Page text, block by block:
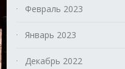
Февраль 2023
Январь 2023
Декабрь 2022